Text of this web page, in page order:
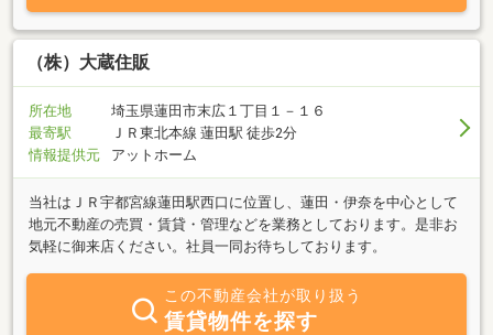
（株）大蔵住販
所在地
埼玉県蓮田市末広１丁目１－１６
最寄駅
ＪＲ東北本線 蓮田駅 徒歩2分
情報提供元
アットホーム
当社はＪＲ宇都宮線蓮田駅西口に位置し、蓮田・伊奈を中心として
地元不動産の売買・賃貸・管理などを業務としております。是非お
気軽に御来店ください。社員一同お待ちしております。
この不動産会社が取り扱う
賃貸物件を探す